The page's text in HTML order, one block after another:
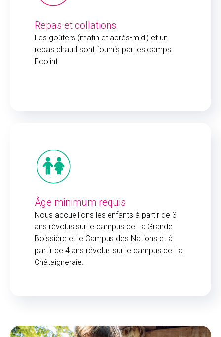
Repas et collations
Les goûters (matin et après-midi) et un
repas chaud sont fournis par les camps
Ecolint.
Âge minimum requis
Nous accueillons les enfants à partir de 3
ans révolus sur le campus de La Grande
Boissière et le Campus des Nations et à
partir de 4 ans révolus sur le campus de La
Châtaigneraie.